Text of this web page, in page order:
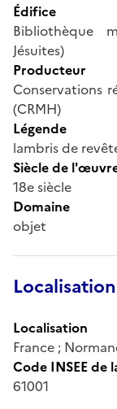
Édifice
Bibliothèque
Jésuites)
Producteur
Conservations
(CRMH)
Légende
lambris de
Siècle de
18e siècle
Domaine
objet
Localisation
Localisation
France ;
Code INSEE de
61001